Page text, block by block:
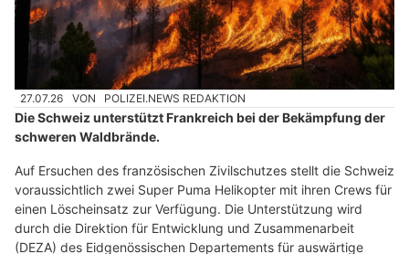
KMU Finanz AG: Transparente und seriöse Treuhanddienste aus einer Hand
Schweizer Armee: Schweiz und Österreich
vertiefen Zusammenarbeit bei Luftverteidigung